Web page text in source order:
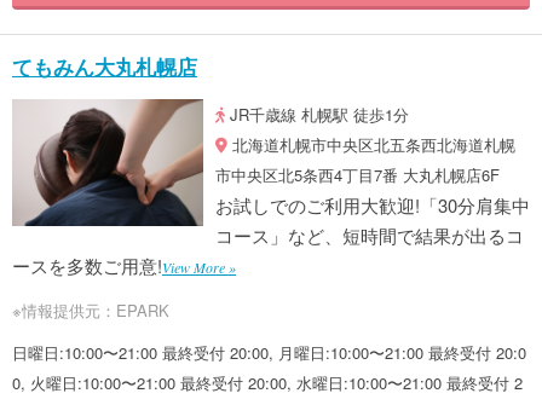
てもみん大丸札幌店
JR千歳線 札幌駅 徒歩1分
北海道札幌市中央区北五条西北海道札幌
市中央区北5条西4丁目7番 大丸札幌店6F
お試しでのご利用大歓迎!「30分肩集中
コース」など、短時間で結果が出るコ
ースを多数ご用意!View More »
※情報提供元：EPARK
日曜日:10:00〜21:00 最終受付 20:00, 月曜日:10:00〜21:00 最終受付 20:0
0, 火曜日:10:00〜21:00 最終受付 20:00, 水曜日:10:00〜21:00 最終受付 2